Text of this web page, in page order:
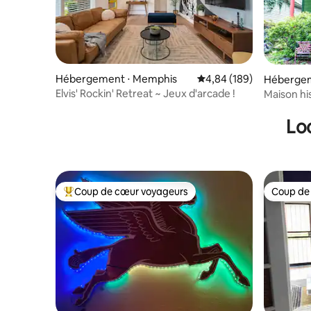
Hébergement ⋅ Memphis Évaluation moyenne
4,84 (189)
Elvis' Rockin' Retreat ~ Jeux d'arcade !
Maison
Coups de cœur voyageurs les plus appréciés
Coup de cœur voyageurs Coup
Coup